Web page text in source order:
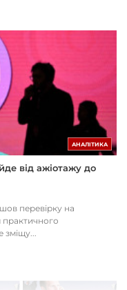
АНАЛІТИКА
від ажіотажу до
перевірку на
практичного
зміщу...